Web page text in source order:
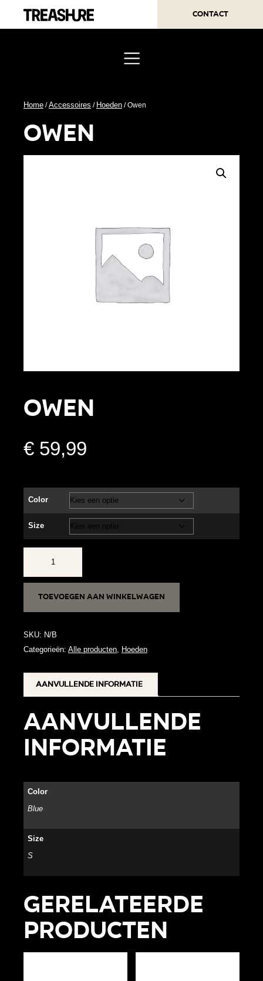
Contact
Home /Accessoires / Hoeden / Owen
owen
Owen
€ 59,99
Color
Size
Toevoegen aan winkelwagen
SKU: N/B
Categorieën: Alle producten, Hoeden
Aanvullende informatie
Aanvullende
informatie
Color
Blue
Size
S
Gerelateerde
producten